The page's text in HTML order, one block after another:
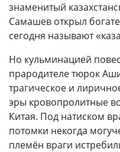
знаменитый
Самашев открыл
сегодня называют
Но кульминацией
прародителе тюрок
трагическое и
эры кровопролитные
Китая. Под натиском
потомки некогда
племён враги